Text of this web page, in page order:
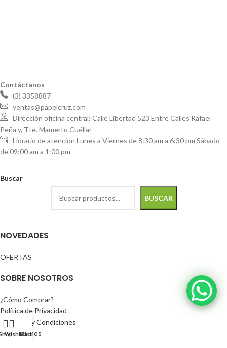
Contáctanos
(3) 3358887
ventas@papelcruz.com
Dirección oficina central: Calle Libertad 523 Entre Calles Rafael
Peña y, Tte. Mamerto Cuéllar
Horario de atención Lunes a Viernes de 8:30 am a 6:30 pm Sábado
de 09:00 am a 1:00 pm
Buscar
BUSCAR
NOVEDADES
OFERTAS
SOBRE NOSOTROS
¿Cómo Comprar?
Política de Privacidad
Términos y Condiciones
Contáctanos
WishlistCart
Mi cuenta